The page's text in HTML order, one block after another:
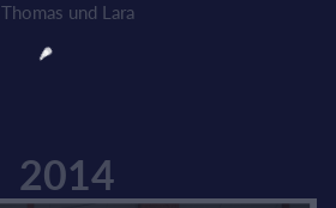
Thomas und Lara
2014